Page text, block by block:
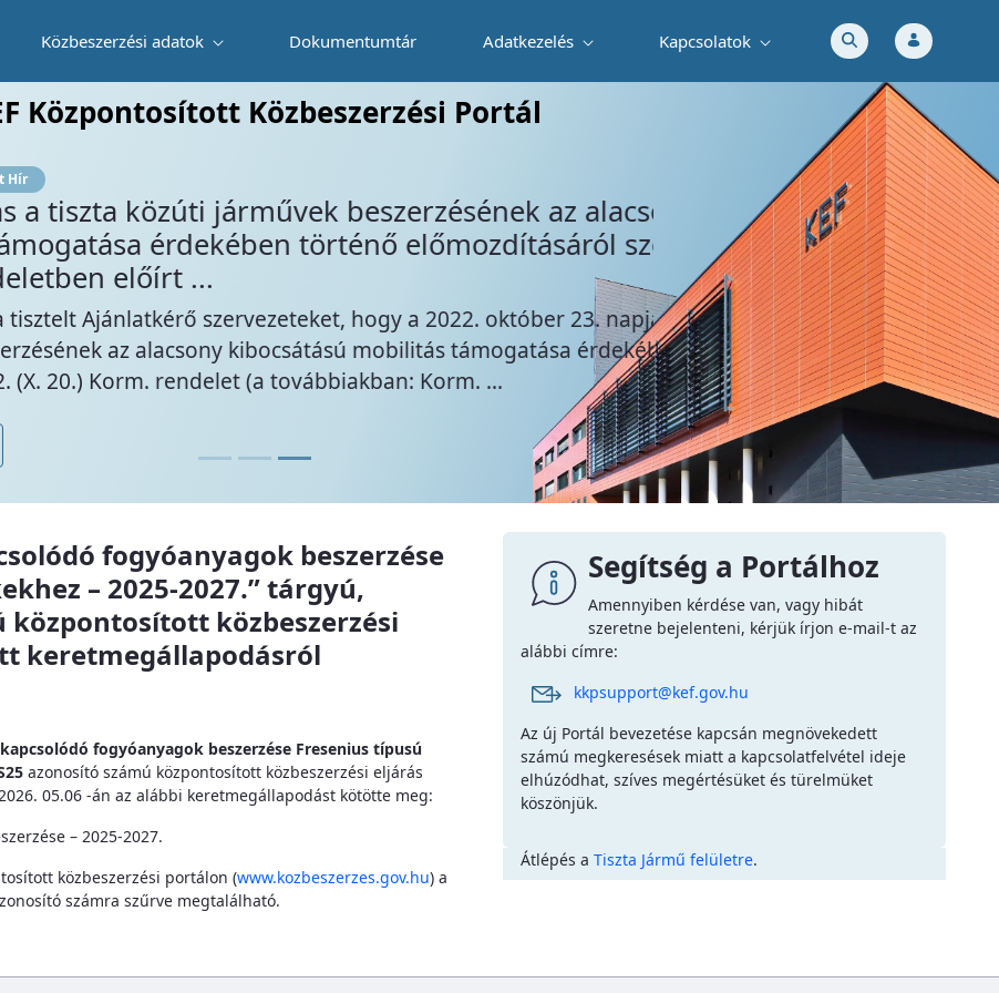
Közbeszerzési adatok Dokumentumtár Adatkezelés Kapcsolatok
beszerzése Fresenius típusú dialízis készülékekhez – 2025-
Központosított Közbeszerzési Portál
beszerzésének az alacsony kibocsátású
előmozdításáról szóló 397/2022. (X. 20.)
hogy a 2022. október 23. napján hatályba lépett, a tiszta közúti
mobilitás támogatása érdekében történő előmozdításáról
Korm. ...
fogyóanyagok beszerzése
– 2025-2027.” tárgyú,
központosított közbeszerzési
keretmegállapodásról
fogyóanyagok beszerzése Fresenius típusú
azonosító számú központosított közbeszerzési eljárás
05.06 -án az alábbi keretmegállapodást kötötte meg:
– 2025-2027.
közbeszerzési portálon (www.kozbeszerzes.gov.hu) a
számra szűrve megtalálható.
Segítség a Portálhoz
Amennyiben kérdése van, vagy hibát
szeretne bejelenteni, kérjük írjon e-mail-t az
alábbi címre:
kkpsupport@kef.gov.hu
Az új Portál bevezetése kapcsán megnövekedett
számú megkeresések miatt a kapcsolatfelvétel ideje
elhúzódhat, szíves megértésüket és türelmüket
köszönjük.
Átlépés a Tiszta Jármű felületre.